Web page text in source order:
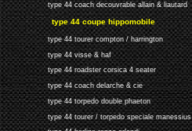
type 44 coach decouvrable allain & liautard
type 44 coupe hippomobile
type 44 tourer compton / harrington
type 44 visse & haf
type 44 roadster corsica 4 seater
type 44 coach delarche & cie
type 44 torpedo double phaeton
type 44 tourer / torpedo speciale manessius